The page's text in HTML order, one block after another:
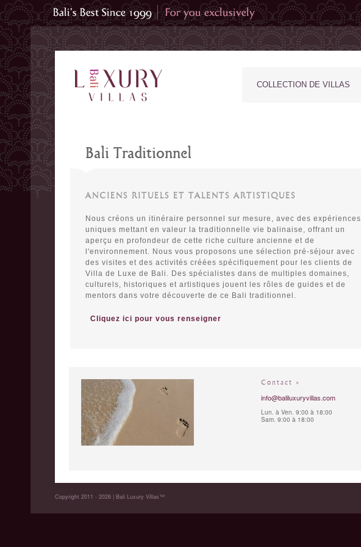
COLLECTION DE VILLAS
Bali Traditionnel
ANCIENS RITUELS ET TALENTS ARTISTIQUES
Nous créons un itinéraire personnel sur mesure, avec des expériences
uniques mettant en valeur la traditionnelle vie balinaise, offrant un
aperçu en profondeur de cette riche culture ancienne et de
l'environnement. Nous vous proposons une sélection pré-séjour avec
des visites et des activités créées spécifiquement pour les clients de
Villa de Luxe de Bali. Des spécialistes dans de multiples domaines,
culturels, historiques et artistiques jouent les rôles de guides et de
mentors dans votre découverte de ce Bali traditionnel.
Cliquez ici pour vous renseigner
Contact »
info@baliluxuryvillas.com
Lun. à Ven. 9:00 à 18:00
Sam. 9:00 à 18:00
Copyright 2011 - 2026 | Bali Luxury Villas™